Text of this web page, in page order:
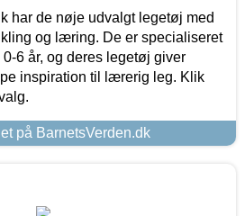
har de nøje udvalgt legetøj med
og læring. De er specialiseret
6 år, og deres legetøj giver
inspiration til lærerig leg. Klik
på BarnetsVerden.dk